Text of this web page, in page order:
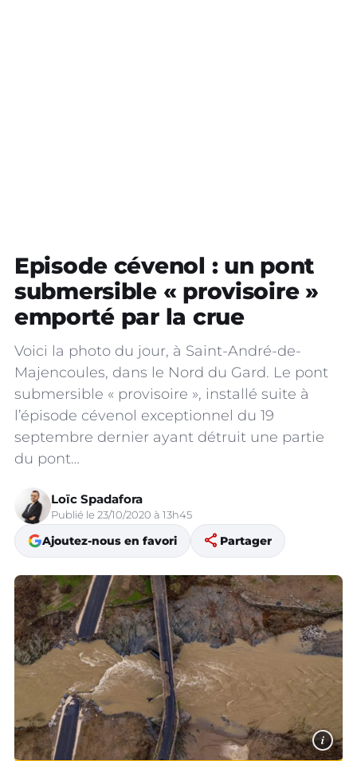
Episode cévenol : un pont
submersible « provisoire »
emporté par la crue
Voici la photo du jour, à Saint-André-de-
Majencoules, dans le Nord du Gard. Le pont
submersible « provisoire », installé suite à
l’épisode cévenol exceptionnel du 19
septembre dernier ayant détruit une partie
du pont…
Loïc Spadafora
Publié le 23/10/2020 à 13h45
Ajoutez-nous en favori share Partager
i